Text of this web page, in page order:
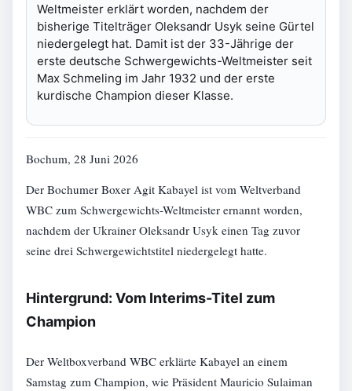
Weltmeister erklärt worden, nachdem der
bisherige Titelträger Oleksandr Usyk seine Gürtel
niedergelegt hat. Damit ist der 33-Jährige der
erste deutsche Schwergewichts-Weltmeister seit
Max Schmeling im Jahr 1932 und der erste
kurdische Champion dieser Klasse.
Bochum, 28 Juni 2026
Der Bochumer Boxer Agit Kabayel ist vom Weltverband
WBC zum Schwergewichts-Weltmeister ernannt worden,
nachdem der Ukrainer Oleksandr Usyk einen Tag zuvor
seine drei Schwergewichtstitel niedergelegt hatte.
Hintergrund: Vom Interims-Titel zum
Champion
Der Weltboxverband WBC erklärte Kabayel an einem
Samstag zum Champion, wie Präsident Mauricio Sulaiman